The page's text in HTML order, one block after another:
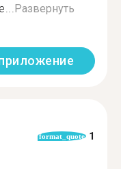
Развернуть
format_quote 1